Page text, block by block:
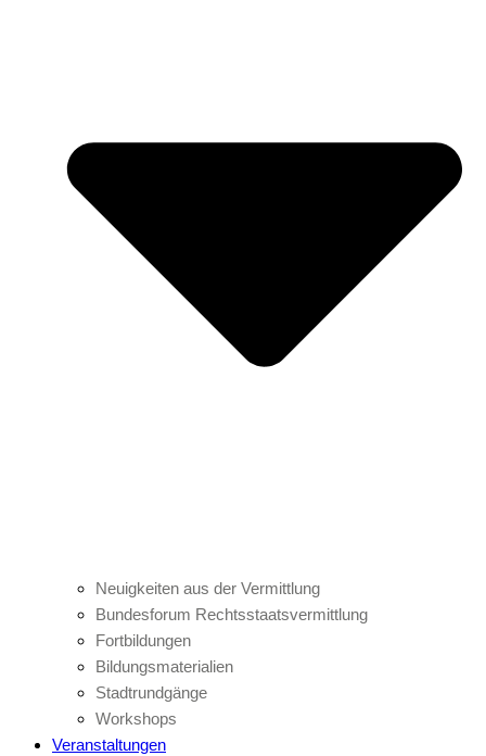
Neuigkeiten aus der Vermittlung
Bundesforum Rechtsstaatsvermittlung
Fortbildungen
Bildungsmaterialien
Stadtrundgänge
Workshops
Veranstaltungen